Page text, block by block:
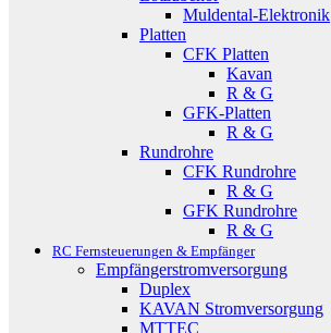
Muldental-Elektronik
Platten
CFK Platten
Kavan
R & G
GFK-Platten
R & G
Rundrohre
CFK Rundrohre
R & G
GFK Rundrohre
R & G
RC Fernsteuerungen & Empfänger
Empfängerstromversorgung
Duplex
KAVAN Stromversorgung
MTTEC